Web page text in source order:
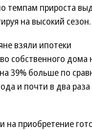
темпам прироста
на высокий сезон.
взяли ипотеки
собственного дома
39% больше по
и почти в два
на приобретение